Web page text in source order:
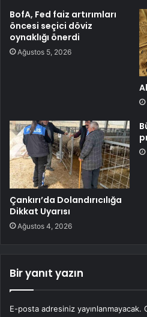
BofA, Fed faiz artırımları
öncesi seçici döviz
oynaklığı önerdi
Ağustos 5, 2026
Çankırı’da Dolandırıcılığa
Dikkat Uyarısı
Ağustos 4, 2026
Bir yanıt yazın
E-posta adresiniz yayınlanmayacak.